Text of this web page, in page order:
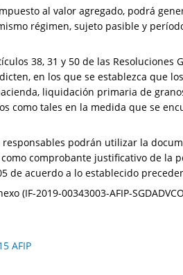
al valor agregado, podrá
régimen, sujeto pasible y
38, 31 y 50 de las Resoluciones
en los que se establezca que
liquidación primaria de
como tales en la medida que se
responsables podrán utilizar la
comprobante justificativo de la
de acuerdo a lo establecido
(IF-2019-00343003-AFIP-
AFIP